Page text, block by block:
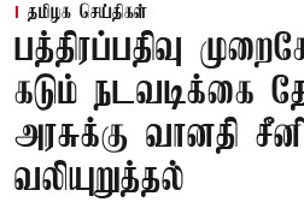
தமிழக செய்திகள்
பத்திரப்பதிவு
கடும் நடவடிக்கை
அரசுக்கு வானதி
வலியுறுத்தல்